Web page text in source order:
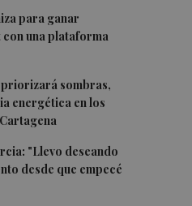
para ganar
con una plataforma
priorizará sombras,
energética en los
"Llevo deseando
desde que empecé